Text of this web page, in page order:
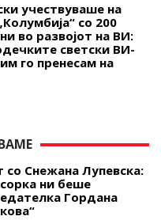
учествуваше на
со 200
во развојот на ВИ:
светски ВИ-
го пренесам на
со Снежана Лупевска:
ни беше
Гордана